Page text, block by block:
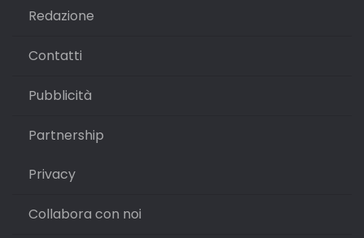
Redazione
Contatti
Pubblicità
Partnership
Privacy
Collabora con noi